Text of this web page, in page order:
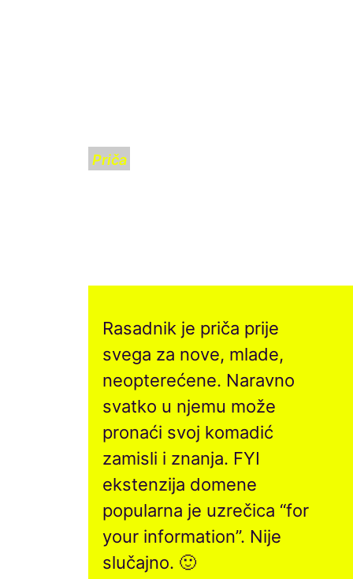
Priča
Rasadnik je priča prije
svega za nove, mlade,
neopterećene. Naravno
svatko u njemu može
pronaći svoj komadić
zamisli i znanja. FYI
ekstenzija domene
popularna je uzrečica “for
your information”. Nije
slučajno. 🙂